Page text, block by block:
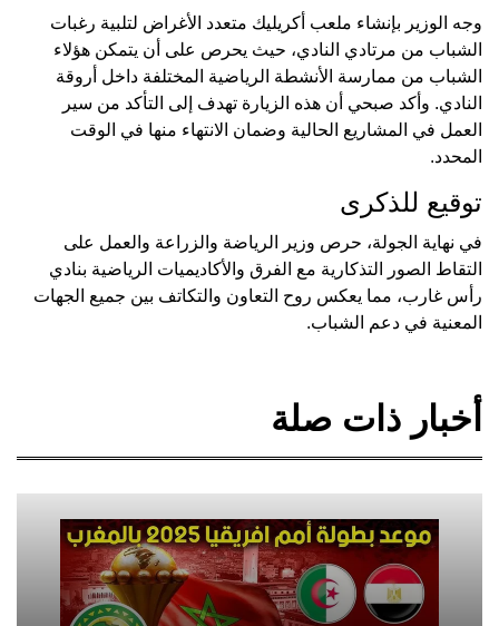
وجه الوزير بإنشاء ملعب أكريليك متعدد الأغراض لتلبية رغبات
الشباب من مرتادي النادي، حيث يحرص على أن يتمكن هؤلاء
الشباب من ممارسة الأنشطة الرياضية المختلفة داخل أروقة
النادي. وأكد صبحي أن هذه الزيارة تهدف إلى التأكد من سير
العمل في المشاريع الحالية وضمان الانتهاء منها في الوقت
المحدد.
توقيع للذكرى
في نهاية الجولة، حرص وزير الرياضة والزراعة والعمل على
التقاط الصور التذكارية مع الفرق والأكاديميات الرياضية بنادي
رأس غارب، مما يعكس روح التعاون والتكاتف بين جميع الجهات
المعنية في دعم الشباب.
أخبار ذات صلة